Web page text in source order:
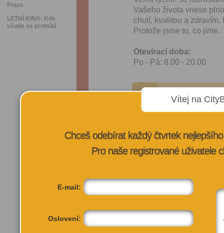
Praze
LETNÍ KINA: Kde
všude se promítá
Vašeho života vnese
chutí, kvalitou a
Protože jsme to, co jíme.
Otevírací doba:
Po - Pá: 8.00 - 20.00
VÍCE
Vítej na
Chceš odebírat každý čtvrtek
Pro naše registrované uživatele
E-mail:
Oslovení: